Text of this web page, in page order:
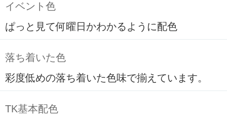
イベント色
ぱっと見て何曜日かわかるように配色
落ち着いた色
彩度低めの落ち着いた色味で揃えています。
TK基本配色